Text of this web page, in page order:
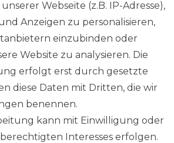
Wir sind ein
reiner Online-Shop.
AC TEC GmbH
Wikingerstraße 10
76189 Karlsruhe
Webseite (z.B. IP-Adresse),
Anzeigen zu personalisieren,
einzubinden oder
Website zu analysieren. Die
erfolgt erst durch gesetzte
diese Daten mit Dritten, die wir
benennen.
kann mit Einwilligung oder
Interesses erfolgen.